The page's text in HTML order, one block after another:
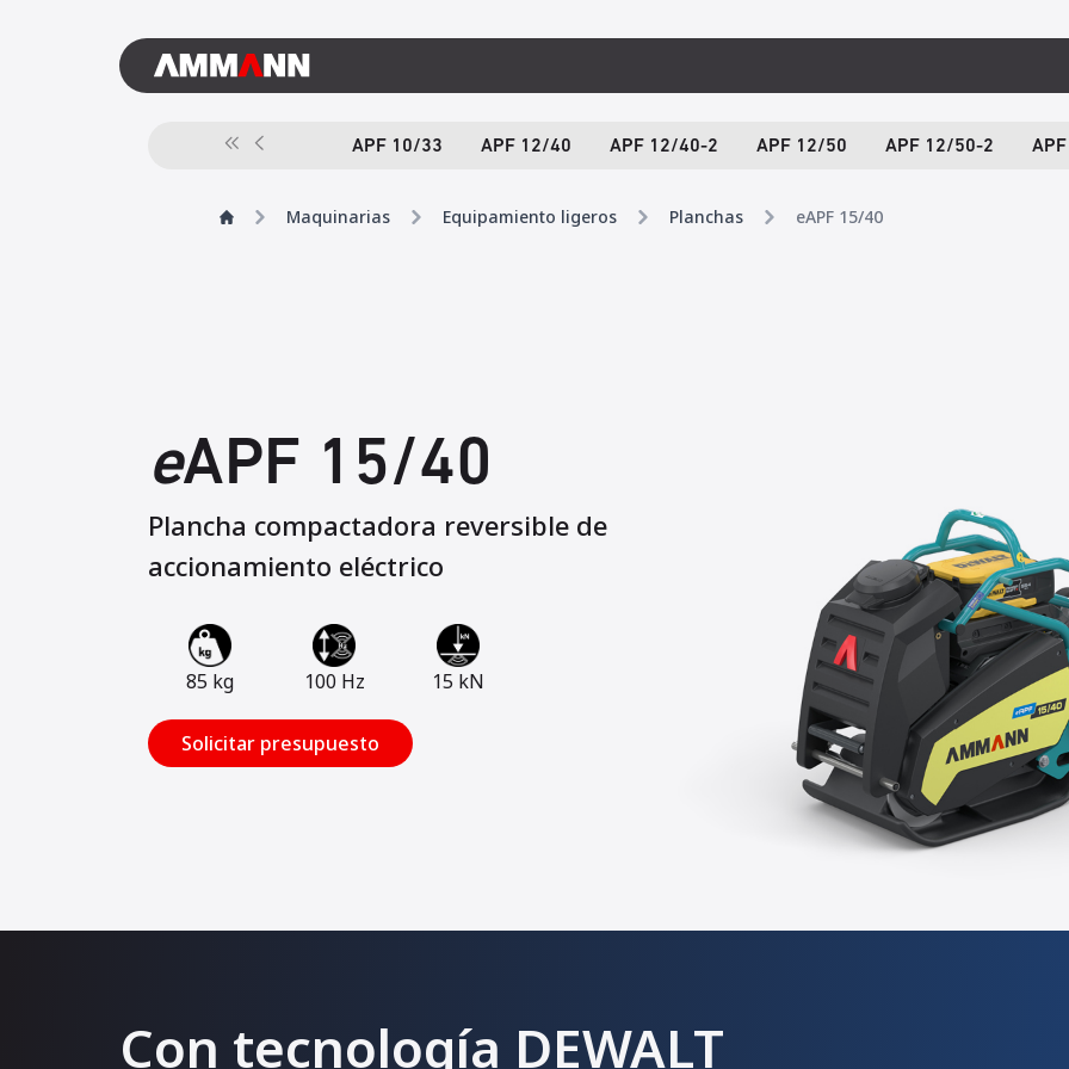
APF 10/33 APF 12/40 APF 12/40-2 APF 12/50 APF 12/50-2
Maquinarias Equipamiento ligeros Planchas eAPF 15/40
eAPF 15/40
Plancha compactadora reversible de
accionamiento eléctrico
85 kg 100 Hz 15 kN
Solicitar presupuesto
Con tecnología DEWALT